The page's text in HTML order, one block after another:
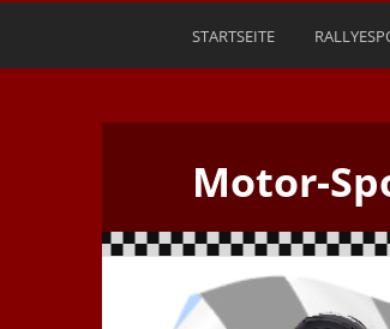
STARTSEITE
Motor-